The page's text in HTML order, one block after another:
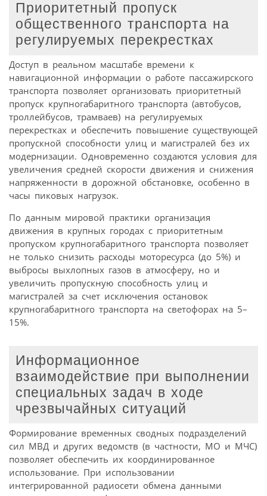
Приоритетный пропуск
общественного транспорта на
регулируемых перекрестках
Доступ в реальном масштабе времени к
навигационной информации о работе пассажирского
транспорта позволяет организовать приоритетный
пропуск крупногабаритного транспорта (автобусов,
троллейбусов, трамваев) на регулируемых
перекрестках и обеспечить повышение существующей
пропускной способности улиц и магистралей без их
модернизации. Одновременно создаются условия для
увеличения средней скорости движения и снижения
напряженности в дорожной обстановке, особенно в
часы пиковых нагрузок.
По данным мировой практики организация
движения в крупных городах с приоритетным
пропуском крупногабаритного транспорта позволяет
не только снизить расходы моторесурса (до 5%) и
выбросы выхлопных газов в атмосферу, но и
увеличить пропускную способность улиц и
магистралей за счет исключения остановок
крупногабаритного транспорта на светофорах на 5–
15%.
Информационное
взаимодействие при выполнении
специальных задач в ходе
чрезвычайных ситуаций
Формирование временных сводных подразделений
сил МВД и других ведомств (в частности, МО и МЧС)
позволяет обеспечить их координированное
использование. При использовании
интегрированной радиосети обмена данными